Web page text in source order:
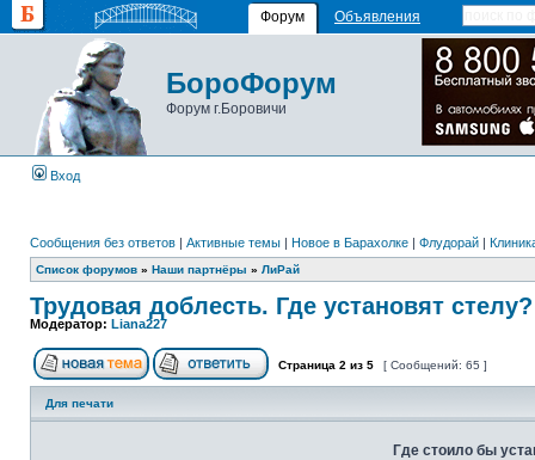
Форум Объявления
БороФорум
Форум г.Боровичи
Вход
Сообщения без ответов | Активные темы | Новое в Барахолке | Флудорай |
Список форумов » Наши партнёры » ЛиРай
Трудовая доблесть. Где установят стелу?
Модератор: Liana227
Страница 2 из 5 [ Сообщений: 65 ]
Для печати
Где стоило бы